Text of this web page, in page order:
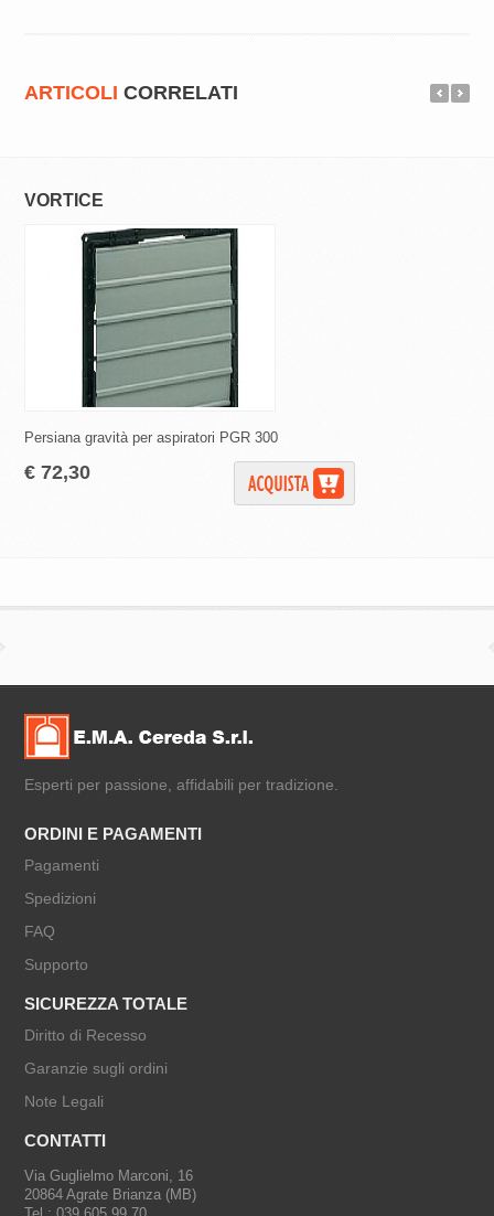
ARTICOLI CORRELATI
VORTICE
Persiana gravità per aspiratori PGR 300
€ 72,30
Esperti per passione, affidabili per tradizione.
ORDINI E PAGAMENTI
Pagamenti
Spedizioni
FAQ
Supporto
SICUREZZA TOTALE
Diritto di Recesso
Garanzie sugli ordini
Note Legali
CONTATTI
Via Guglielmo Marconi, 16
20864 Agrate Brianza (MB)